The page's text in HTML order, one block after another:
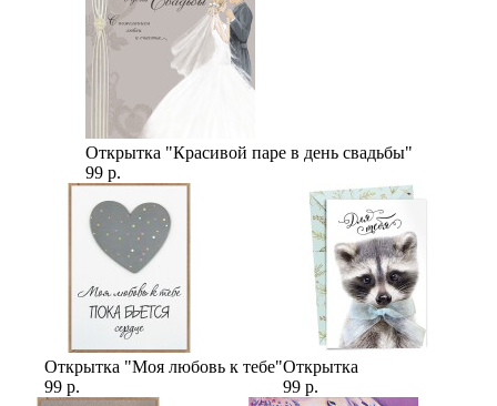
Открытка "Красивой паре в день свадьбы"
99 р.
Открытка "Моя любовь к тебе"
99 р.
Открытка
99 р.